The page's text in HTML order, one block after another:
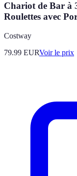
Chariot de Bar à
Roulettes avec
Costway
79.99 EURVoir le prix